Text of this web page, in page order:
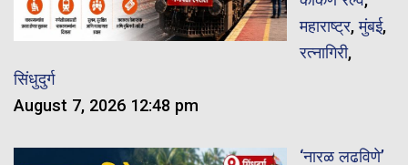
महाराष्ट्र,मुंबई,
रत्नागिरी,
सिंधुदुर्ग
August 7, 2026 12:48 pm
‘नारळ लढविणे’